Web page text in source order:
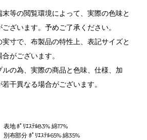
等の閲覧環境によって、実際の色味と
ざいます。予めご了承ください。
寸で、布製品の特性上、表記サイズと
がございます。
の為、実際の商品と色味、仕様、加
干異なる場合がございます。
表地 ﾎﾟﾘｴｽﾃﾙ83% 綿17%
別布部分 ﾎﾟﾘｴｽﾃﾙ65% 綿35%